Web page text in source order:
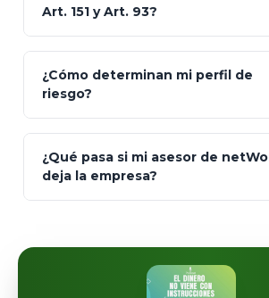
MetLife (MetaLife)
Prudential
Fintual
Art. 151 y Art. 93?
93
libres de impuestos
¿Cómo determinan mi perfil de
riesgo?
¿Qué pasa si mi asesor de
deja la empresa?
automáticamente